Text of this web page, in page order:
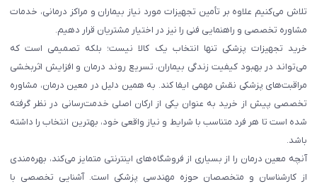
تلاش می‌کنیم علاوه بر تأمین تجهیزات مورد نیاز بیماران و مراکز درمانی، خدمات
مشاوره تخصصی و راهنمایی فنی را نیز در اختیار مشتریان قرار دهیم.
خرید تجهیزات پزشکی تنها انتخاب یک کالا نیست؛ بلکه تصمیمی است که
می‌تواند در بهبود کیفیت زندگی بیماران، تسریع روند درمان و افزایش اثربخشی
مراقبت‌های پزشکی نقش مهمی ایفا کند. به همین دلیل در معین درمان، مشاوره
تخصصی پیش از خرید به عنوان یکی از ارکان اصلی خدمت‌رسانی در نظر گرفته
شده است تا هر فرد متناسب با شرایط و نیاز واقعی خود، بهترین انتخاب را داشته
باشد.
آنچه معین درمان را از بسیاری از فروشگاه‌های اینترنتی متمایز می‌کند، بهره‌مندی
از کارشناسان و متخصصان حوزه مهندسی پزشکی است. آشنایی تخصصی با